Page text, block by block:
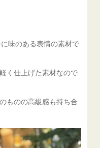
味のある表情の素材で
く仕上げた素材なので
ものの高級感も持ち合